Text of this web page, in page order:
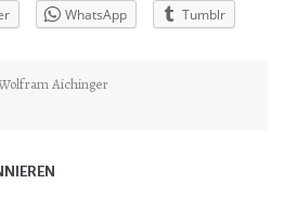
WhatsApp Tumblr
Aichinger